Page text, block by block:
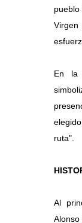
En la
ruta".
Al